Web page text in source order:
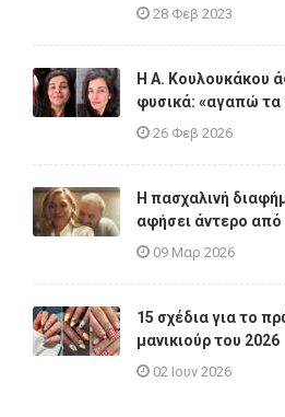
28 Φεβ 2023
Η A. Κουλουκάκου
φυσικά: «αγαπώ τα
26 Φεβ 2026
Η πασχαλινή
αφήσει άντερο από
09 Μαρ 2026
15 σχέδια για το
μανικιούρ του 2026
02 Ιουν 2026